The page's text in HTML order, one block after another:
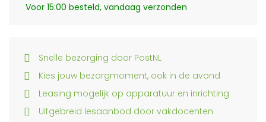
Voor 15:00 besteld, vandaag verzonden
Snelle bezorging door PostNL
Kies jouw bezorgmoment, ook in de avond
Leasing mogelijk op apparatuur en inrichting
Uitgebreid lesaanbod door vakdocenten